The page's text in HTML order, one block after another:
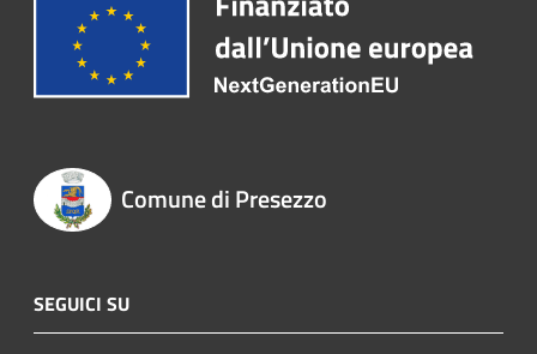
Comune di Presezzo
SEGUICI SU